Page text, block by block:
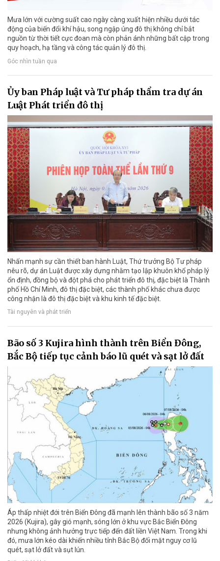
Mưa lớn với cường suất cao ngày càng xuất hiện nhiều dưới tác
động của biến đổi khí hậu, song ngập úng đô thị không chỉ bắt
nguồn từ thời tiết cực đoan mà còn phản ánh những bất cập trong
quy hoạch, hạ tầng và công tác quản lý đô thị.
Góc nhìn tuần qua
Ủy ban Pháp luật và Tư pháp thẩm tra dự án
Luật Phát triển đô thị
Nhấn mạnh sự cần thiết ban hành Luật, Thứ trưởng Bộ Tư pháp
nêu rõ, dự án Luật được xây dựng nhằm tạo lập khuôn khổ pháp lý
ổn định, đồng bộ và đột phá cho phát triển đô thị, đặc biệt là Thành
phố Hồ Chí Minh, đô thị đặc biệt, các thành phố khác chưa được
công nhận là đô thị đặc biệt và khu kinh tế đặc biệt.
Tài nguyên và phát triển
Bão số 3 Kujira hình thành trên Biển Đông,
Bắc Bộ tiếp tục cảnh báo lũ quét và sạt lở đất
Áp thấp nhiệt đới trên Biển Đông đã mạnh lên thành bão số 3 năm
2026 (Kujira), gây gió mạnh, sóng lớn ở khu vực Bắc Biển Đông
nhưng không ảnh hưởng trực tiếp đến đất liền Việt Nam. Trong khi
đó, mưa lớn kéo dài khiến nhiều tỉnh Bắc Bộ đối mặt nguy cơ lũ
quét, sạt lở đất và sụt lún.